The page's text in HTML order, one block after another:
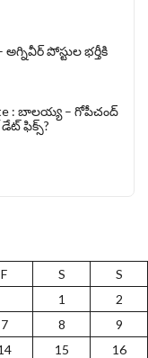
అగ్నివీర్‌ పోస్టుల భర్తీకి
: బాలయ్య – గోపీచంద్
ఫిక్స్?
F S
S
1
2
7 8
9
15
16